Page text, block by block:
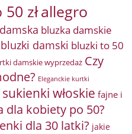
złallegro
bluzka damskie
bluzki damski bluzki to 50
damskie wyprzedaż Czy
Eleganckie kurtki
włoskie fajne i
dla kobiety po 50?
dla 30 latki? jakie